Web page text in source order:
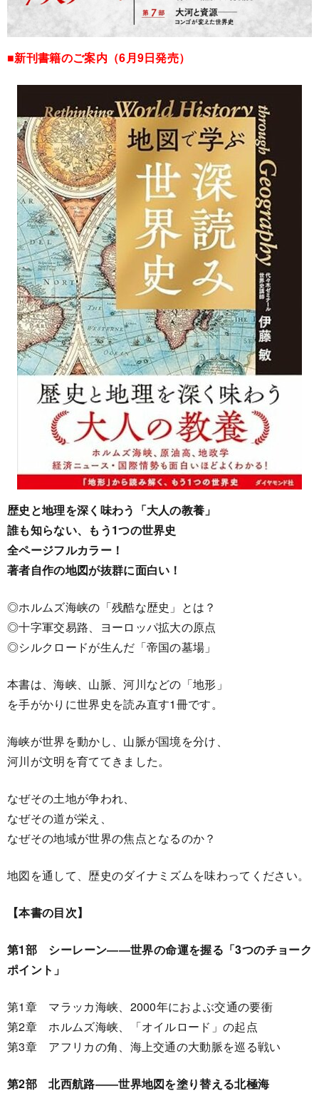
■新刊書籍のご案内（6月9日発売）
歴史と地理を深く味わう「大人の教養」
誰も知らない、もう1つの世界史
全ページフルカラー！
著者自作の地図が抜群に面白い！
◎ホルムズ海峡の「残酷な歴史」とは？
◎十字軍交易路、ヨーロッパ拡大の原点
◎シルクロードが生んだ「帝国の墓場」
本書は、海峡、山脈、河川などの「地形」
を手がかりに世界史を読み直す1冊です。
海峡が世界を動かし、山脈が国境を分け、
河川が文明を育ててきました。
なぜその土地が争われ、
なぜその道が栄え、
なぜその地域が世界の焦点となるのか？
地図を通して、歴史のダイナミズムを味わってください。
【本書の目次】
第1部 シーレーン――世界の命運を握る「3つのチョーク
ポイント」
第1章 マラッカ海峡、2000年におよぶ交通の要衝
第2章 ホルムズ海峡、「オイルロード」の起点
第3章 アフリカの角、海上交通の大動脈を巡る戦い
第2部 北西航路――世界地図を塗り替える北極海